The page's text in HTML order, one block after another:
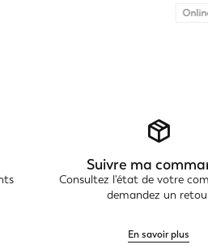
Suivre ma
Consultez l'état de votre
demandez un
En savoir plus